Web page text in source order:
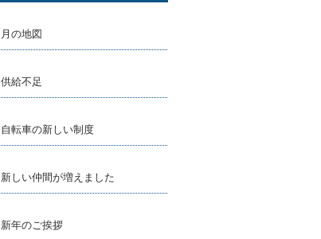
月の地図
供給不足
自転車の新しい制度
新しい仲間が増えました
新年のご挨拶